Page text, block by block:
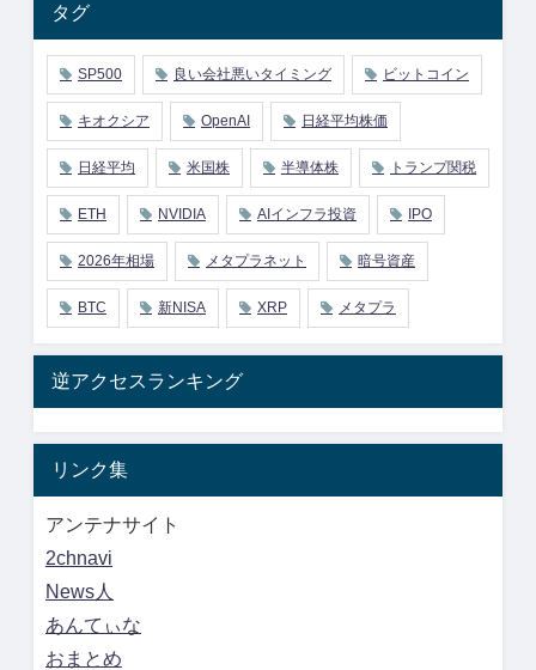
タグ
SP500 良い会社悪いタイミング ビットコイン
キオクシア OpenAI 日経平均株価
日経平均 米国株 半導体株 トランプ関税
ETH NVIDIA AIインフラ投資 IPO
2026年相場 メタプラネット 暗号資産
BTC 新NISA XRP メタプラ
逆アクセスランキング
リンク集
アンテナサイト
2chnavi
News人
あんてぃな
おまとめ